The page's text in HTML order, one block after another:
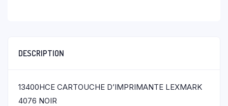
DESCRIPTION
13400HCE CARTOUCHE D’IMPRIMANTE LEXMARK
4076 NOIR